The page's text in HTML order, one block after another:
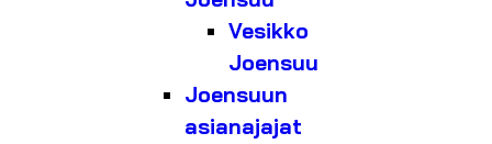
Vesikko
Joensuu
Joensuun
asianajajat